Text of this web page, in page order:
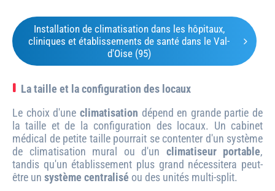
Installation de climatisation dans les hôpitaux,
cliniques et établissements de santé dans le Val-
d'Oise (95)
La taille et la configuration des locaux
Le choix d'une climatisation dépend en grande partie de
la taille et de la configuration des locaux. Un cabinet
médical de petite taille pourrait se contenter d'un système
de climatisation mural ou d'un climatiseur portable,
tandis qu'un établissement plus grand nécessitera peut-
être un système centralisé ou des unités multi-split.